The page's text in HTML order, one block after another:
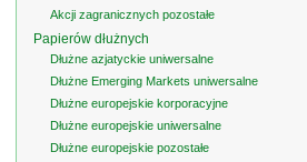
Akcji zagranicznych pozostałe
Papierów dłużnych
Dłużne azjatyckie uniwersalne
Dłużne Emerging Markets uniwersalne
Dłużne europejskie korporacyjne
Dłużne europejskie uniwersalne
Dłużne europejskie pozostałe